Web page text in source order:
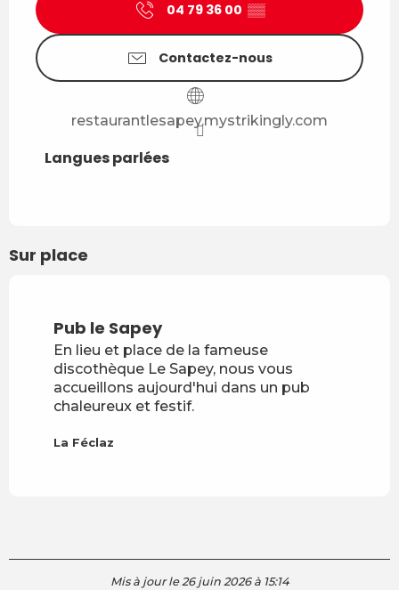
04 79 36 00 ▒▒
Contactez-nous
restaurantlesapey.mystrikingly.com
Langues parlées
Langues parlées
Sur place
Pub le Sapey
En lieu et place de la fameuse
discothèque Le Sapey, nous vous
accueillons aujourd'hui dans un pub
chaleureux et festif.
La Féclaz
Mis à jour le 26 juin 2026 à 15:14